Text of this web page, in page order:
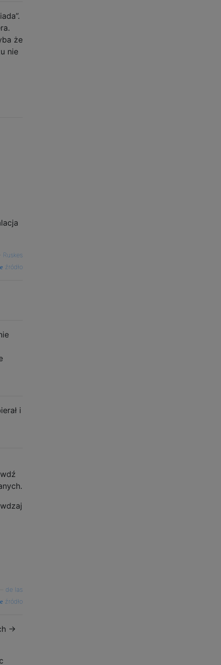
że
nie
Ruskes
źródło
i
de las
źródło
->